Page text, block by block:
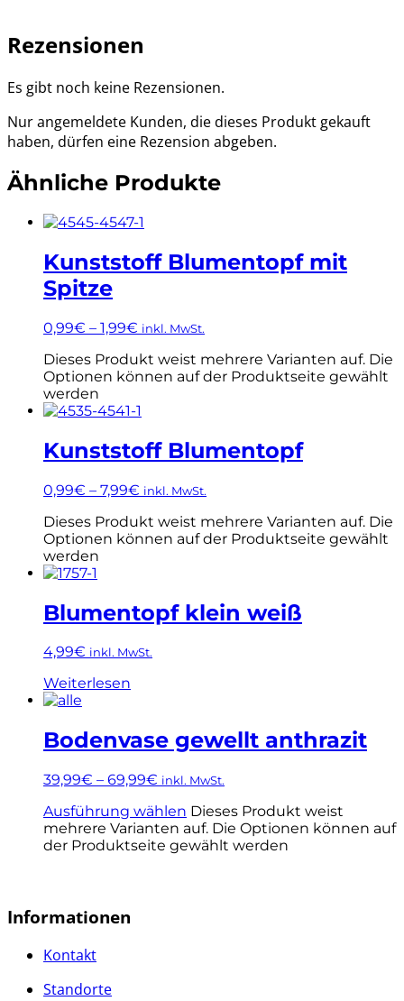
Rezensionen
Es gibt noch keine Rezensionen.
Nur angemeldete Kunden, die dieses Produkt gekauft
haben, dürfen eine Rezension abgeben.
Ähnliche Produkte
Kunststoff Blumentopf mit
Spitze
0,99€ – 1,99€ inkl. MwSt.
Dieses Produkt weist mehrere Varianten auf. Die
Optionen können auf der Produktseite gewählt
werden
Kunststoff Blumentopf
0,99€ – 7,99€ inkl. MwSt.
Dieses Produkt weist mehrere Varianten auf. Die
Optionen können auf der Produktseite gewählt
werden
Blumentopf klein weiß
4,99€ inkl. MwSt.
Weiterlesen
Bodenvase gewellt anthrazit
39,99€ – 69,99€ inkl. MwSt.
Ausführung wählen Dieses Produkt weist
mehrere Varianten auf. Die Optionen können auf
der Produktseite gewählt werden
Informationen
Kontakt
Standorte